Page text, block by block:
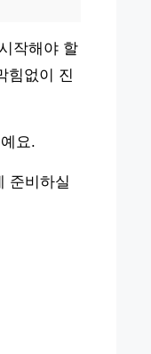
작해야 할
힘없이 진
요.
준비하실